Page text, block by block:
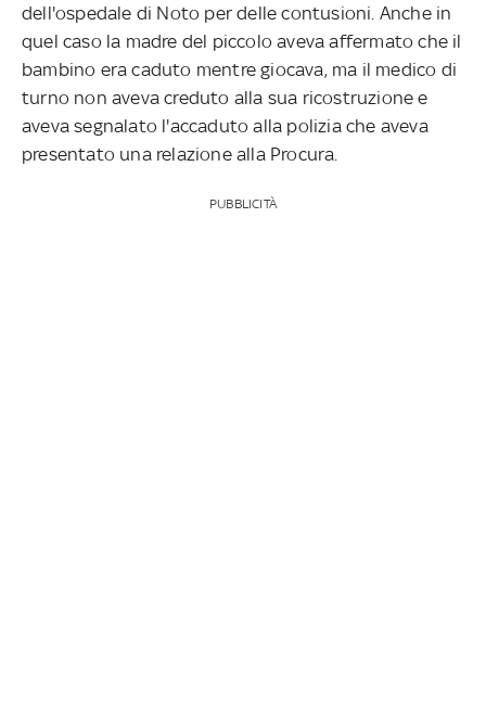
dell'ospedale di Noto per delle contusioni. Anche in
quel caso la madre del piccolo aveva affermato che il
bambino era caduto mentre giocava, ma il medico di
turno non aveva creduto alla sua ricostruzione e
aveva segnalato l'accaduto alla polizia che aveva
presentato una relazione alla Procura.
PUBBLICITÀ